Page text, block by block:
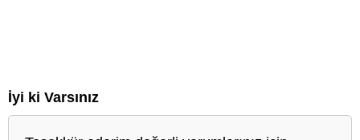
İyi ki Varsınız